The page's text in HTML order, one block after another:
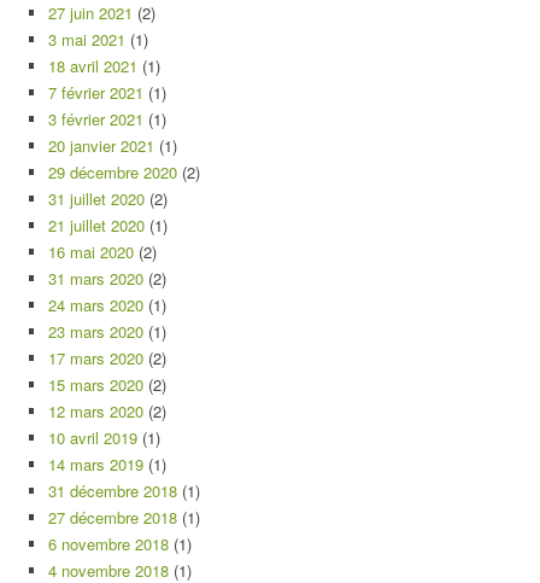
27 juin 2021 (2)
3 mai 2021 (1)
18 avril 2021 (1)
7 février 2021 (1)
3 février 2021 (1)
20 janvier 2021 (1)
29 décembre 2020 (2)
31 juillet 2020 (2)
21 juillet 2020 (1)
16 mai 2020 (2)
31 mars 2020 (2)
24 mars 2020 (1)
23 mars 2020 (1)
17 mars 2020 (2)
15 mars 2020 (2)
12 mars 2020 (2)
10 avril 2019 (1)
14 mars 2019 (1)
31 décembre 2018 (1)
27 décembre 2018 (1)
6 novembre 2018 (1)
4 novembre 2018 (1)